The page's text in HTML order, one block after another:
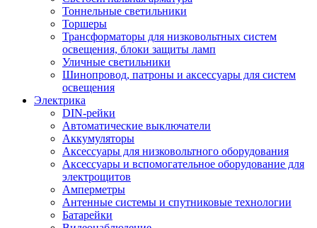
Тоннельные светильники
Торшеры
Трансформаторы для низковольтных систем
освещения, блоки защиты ламп
Уличные светильники
Шинопровод, патроны и аксессуары для систем
освещения
Электрика
DIN-рейки
Автоматические выключатели
Аккумуляторы
Аксессуары для низковольтного оборудования
Аксессуары и вспомогательное оборудование для
электрощитов
Амперметры
Антенные системы и спутниковые технологии
Батарейки